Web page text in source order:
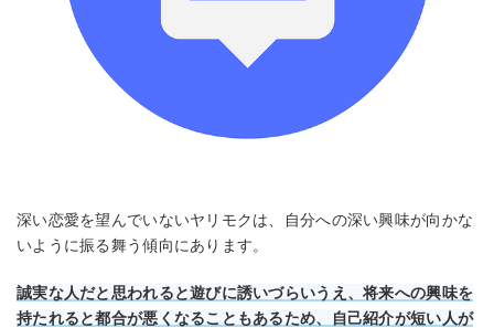
深い恋愛を望んでいないヤリモクは、自分への深い興味が向かな
いように振る舞う傾向にあります。
誠実な人だと思われると遊びに誘いづらいうえ 、将来への興味を
持たれると都合が悪くなることもあるため、自己紹介が短い人が